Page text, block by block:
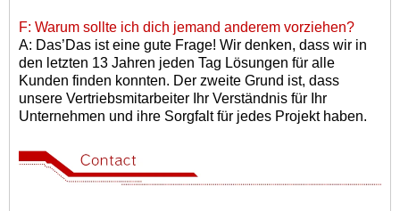
F: Warum sollte ich dich jemand anderem vorziehen?
A: Das’Das ist eine gute Frage! Wir denken, dass wir in
den letzten 13 Jahren jeden Tag Lösungen für alle
Kunden finden konnten. Der zweite Grund ist, dass
unsere Vertriebsmitarbeiter Ihr Verständnis für Ihr
Unternehmen und ihre Sorgfalt für jedes Projekt haben.